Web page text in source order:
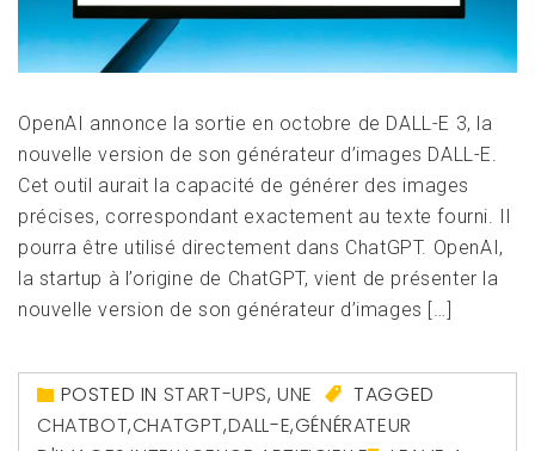
OpenAI annonce la sortie en octobre de DALL-E 3, la
nouvelle version de son générateur d’images DALL-E.
Cet outil aurait la capacité de générer des images
précises, correspondant exactement au texte fourni. Il
pourra être utilisé directement dans ChatGPT. OpenAI,
la startup à l’origine de ChatGPT, vient de présenter la
nouvelle version de son générateur d’images […]
POSTED IN START-UPS,UNE
TAGGED
CHATBOT,CHATGPT,DALL-E,GÉNÉRATEUR